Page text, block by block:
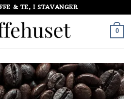
& TE, I STAVANGER
0